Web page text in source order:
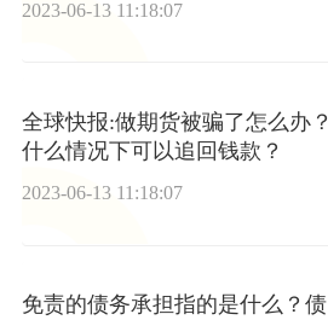
2023-06-13 11:18:07
全球快报:做期货被骗了怎么办？
什么情况下可以追回钱款？
2023-06-13 11:18:07
免责的债务承担指的是什么？债